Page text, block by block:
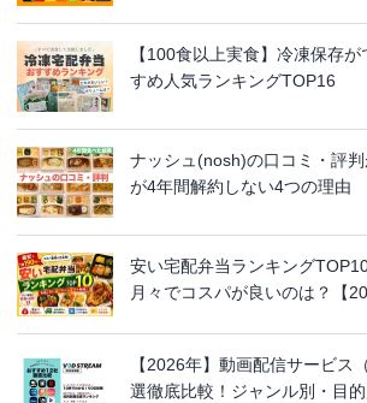
【100食以上実食】冷凍保存
すめ人気ランキングTOP16
ナッシュ(nosh)の口コミ・評
が4年間解約しない4つの理由
安い宅配弁当ランキング
月々でコスパが良いのは？【
【2026年】動画配信サービス
選徹底比較！ジャンル別・目